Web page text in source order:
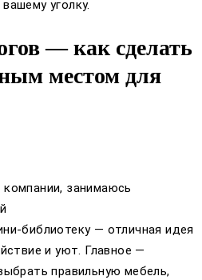
уголку.
— как сделать
местом для
занимаюсь
библиотеку — отличная идея
и уют. Главное —
правильную мебель,